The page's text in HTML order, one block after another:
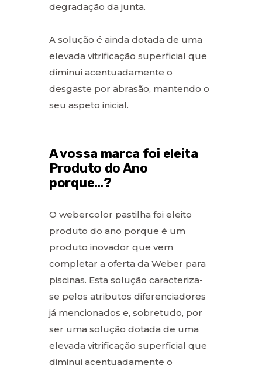
degradação da junta.
A solução é ainda dotada de uma
elevada vitrificação superficial que
diminui acentuadamente o
desgaste por abrasão, mantendo o
seu aspeto inicial.
A vossa marca foi eleita
Produto do Ano
porque…?
O webercolor pastilha foi eleito
produto do ano porque é um
produto inovador que vem
completar a oferta da Weber para
piscinas. Esta solução caracteriza-
se pelos atributos diferenciadores
já mencionados e, sobretudo, por
ser uma solução dotada de uma
elevada vitrificação superficial que
diminui acentuadamente o